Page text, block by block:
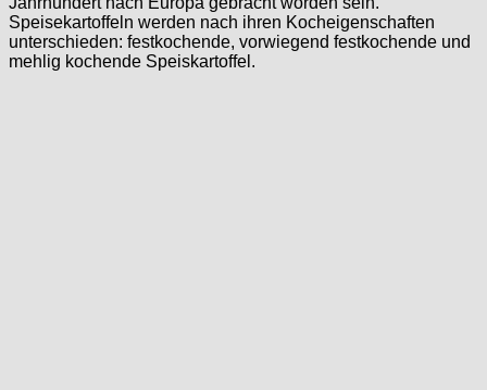
Speisekartoffeln werden nach ihren Kocheigenschaften
unterschieden: festkochende, vorwiegend festkochende und
mehlig kochende Speiskartoffel.